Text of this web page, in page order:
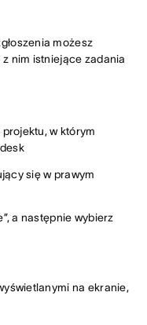
możesz
nim istniejące zadania
w którym
się w prawym
a następnie wybierz
na ekranie,